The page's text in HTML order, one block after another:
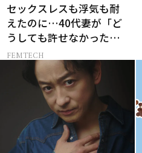
セックスレスも浮気も耐
えたのに…40代妻が「ど
うしても許せなかった」
夫の一言
FEMTECH